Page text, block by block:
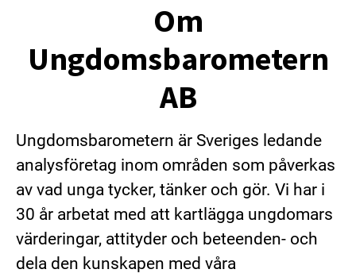
Om
Ungdomsbarometern
AB
Ungdomsbarometern är Sveriges ledande
analysföretag inom områden som påverkas
av vad unga tycker, tänker och gör. Vi har i
30 år arbetat med att kartlägga ungdomars
värderingar, attityder och beteenden- och
dela den kunskapen med våra